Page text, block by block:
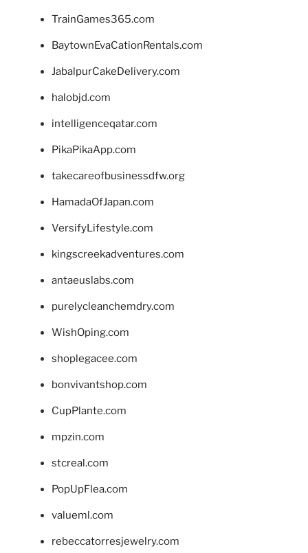
TrainGames365.com
BaytownEvaCationRentals.com
JabalpurCakeDelivery.com
halobjd.com
intelligenceqatar.com
PikaPikaApp.com
takecareofbusinessdfw.org
HamadaOfJapan.com
VersifyLifestyle.com
kingscreekadventures.com
antaeuslabs.com
purelycleanchemdry.com
WishOping.com
shoplegacee.com
bonvivantshop.com
CupPlante.com
mpzin.com
stcreal.com
PopUpFlea.com
valueml.com
rebeccatorresjewelry.com